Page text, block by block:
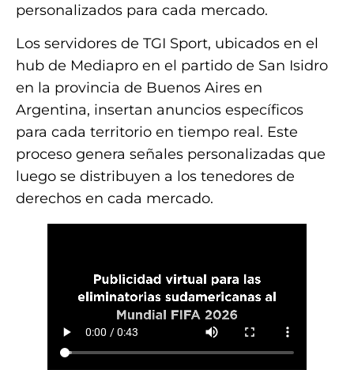
personalizados para cada mercado.
Los servidores de TGI Sport, ubicados en el
hub de Mediapro en el partido de San Isidro
en la provincia de Buenos Aires en
Argentina, insertan anuncios específicos
para cada territorio en tiempo real. Este
proceso genera señales personalizadas que
luego se distribuyen a los tenedores de
derechos en cada mercado.